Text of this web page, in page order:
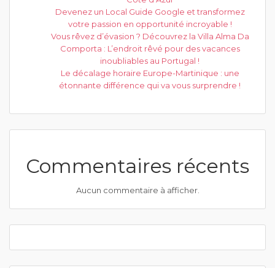
Devenez un Local Guide Google et transformez
votre passion en opportunité incroyable !
Vous rêvez d’évasion ? Découvrez la Villa Alma Da
Comporta : L’endroit rêvé pour des vacances
inoubliables au Portugal !
Le décalage horaire Europe-Martinique : une
étonnante différence qui va vous surprendre !
Commentaires récents
Aucun commentaire à afficher.